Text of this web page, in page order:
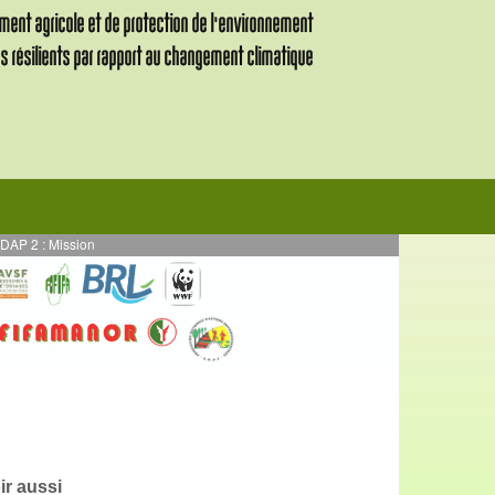
: Mission de supervision des activités en AE mises en œuvre en par DURRELL -
aussi